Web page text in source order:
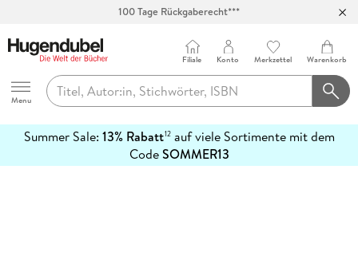
100 Tage Rückgaberecht***
Hugendubel
Menu
Filiale Konto Merkzettel Warenkorb
Summer Sale: 13% Rabatt12auf viele Sortimente mit dem
CodeSOMMER13
erfahren